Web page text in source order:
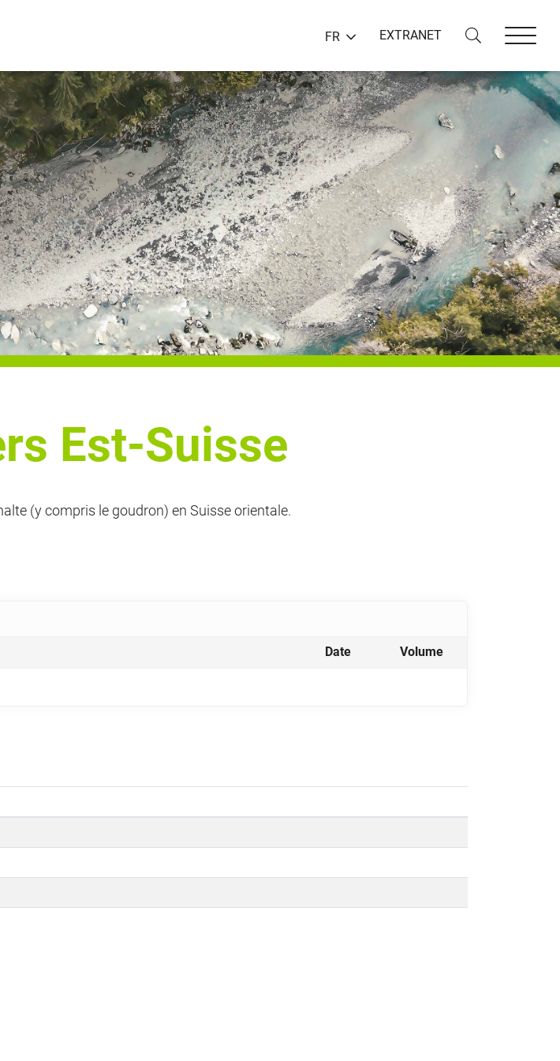
FR EXTRANET
Est-Suisse
(y compris le goudron) en Suisse orientale.
Date Volume